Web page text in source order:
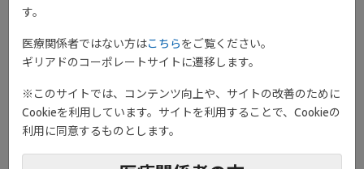
進行と早期治療介入の関連性
す。
医療関係者ではない方はこちらをご覧ください。
ギリアドのコーポレートサイトに遷移します。
※このサイトでは、コンテンツ向上や、サイトの改善のために
Cookieを利用しています。サイトを利用することで、Cookieの
利用に同意するものとします。